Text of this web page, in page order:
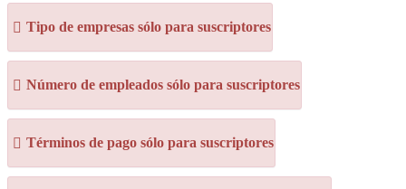
Tipo de empresas sólo para suscriptores
Número de empleados sólo para suscriptores
Términos de pago sólo para suscriptores